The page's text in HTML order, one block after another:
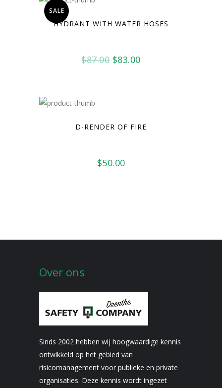
SALE
HYDRANT WITH WATER HOSES
$87.00 Oorspronkelijke
$83.00Huidige
D-RENDER OF FIRE
$50.00
Over ons
Sinds 2002 hebben wij hoogwaardige kennis
ontwikkeld op het gebied van
risicomanagement voor publieke en private
organisaties. Deze kennis wordt ingezet